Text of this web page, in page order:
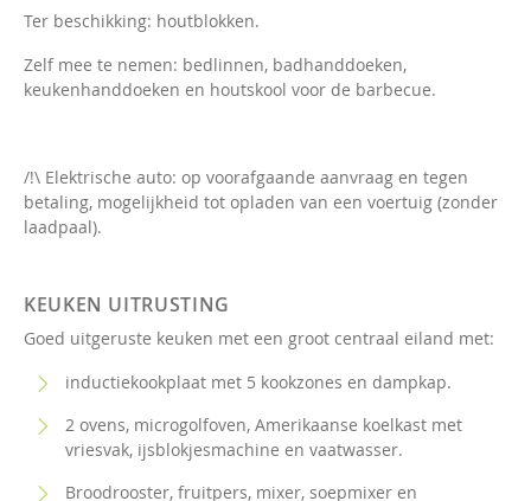
Ter beschikking: houtblokken.
Zelf mee te nemen: bedlinnen, badhanddoeken,
keukenhanddoeken en houtskool voor de barbecue.
/!\ Elektrische auto: op voorafgaande aanvraag en tegen
betaling, mogelijkheid tot opladen van een voertuig (zonder
laadpaal).
KEUKEN UITRUSTING
Goed uitgeruste keuken met een groot centraal eiland met:
inductiekookplaat met 5 kookzones en dampkap.
2 ovens, microgolfoven, Amerikaanse koelkast met
vriesvak, ijsblokjesmachine en vaatwasser.
Broodrooster, fruitpers, mixer, soepmixer en